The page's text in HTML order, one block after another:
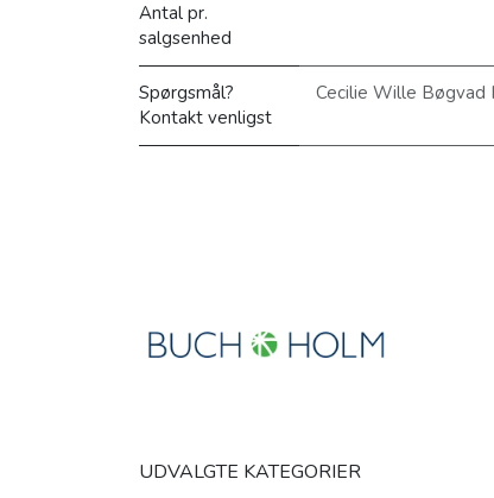
Antal pr.
salgsenhed
Spørgsmål?
Kontakt venligst
Cecilie Wille Bøgvad
UDVALGTE KATEGORIER